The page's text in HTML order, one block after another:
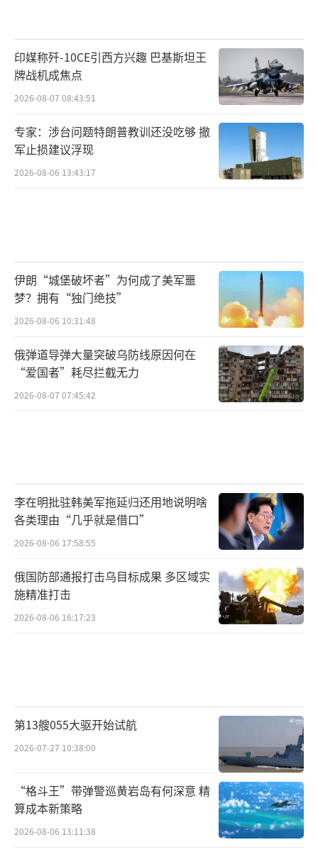
印媒称歼-10CE引西方兴趣 巴基斯坦王
牌战机成焦点
2026-08-07 08:43:51
专家：涉台问题特朗普教训还没吃够 撤
军止损建议浮现
2026-08-06 13:43:17
伊朗“城堡破坏者”为何成了美军噩
梦？拥有“独门绝技”
2026-08-06 10:31:48
俄弹道导弹大量突破乌防线原因何在
“爱国者”耗尽拦截无力
2026-08-07 07:45:42
李在明批驻韩美军拖延归还用地说明啥
各类理由“几乎就是借口”
2026-08-06 17:58:55
俄国防部通报打击乌目标成果 多区域实
施精准打击
2026-08-06 16:17:23
第13艘055大驱开始试航
2026-07-27 10:38:00
“格斗王”带弹警巡黄岩岛有何深意 精
算成本新策略
2026-08-06 13:11:38